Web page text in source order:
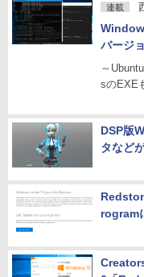
連載
バージ
～
sのEXE
DSP版
タなど
rogram